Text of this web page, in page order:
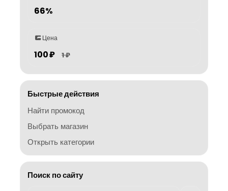
66%
Цена
100 ₽ 1 ₽
Быстрые действия
Найти промокод
Выбрать магазин
Открыть категории
Поиск по сайту